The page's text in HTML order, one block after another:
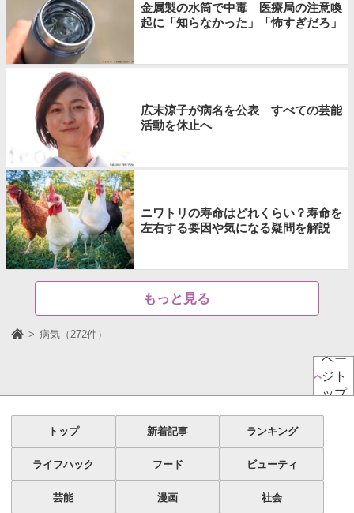
金属製の水筒で中毒 医療局の注意喚
起に「知らなかった」「怖すぎだろ」
広末涼子が病名を公表 すべての芸能
活動を休止へ
ニワトリの寿命はどれくらい？寿命を
左右する要因や気になる疑問を解説
もっと見る
病気（272件）
ペー
ジト
ップ
トップ 新着記事 ランキング
ライフハック フード ビューティ
芸能 漫画 社会